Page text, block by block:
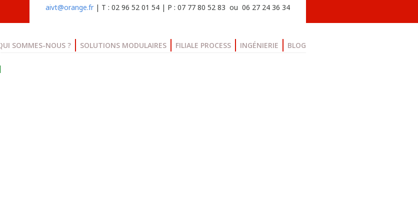
aivt@orange.fr| T : 02 96 52 01 54 | P : 07 77 80 52 83 ou 06 27 24 36 34
QUI SOMMES-NOUS ? SOLUTIONS MODULAIRES FILIALE PROCESS INGÉNIERIE BLOG